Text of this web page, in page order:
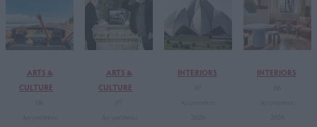
ARTS &
CULTURE
ARTS &
CULTURE
INTERIORS INTERIORS